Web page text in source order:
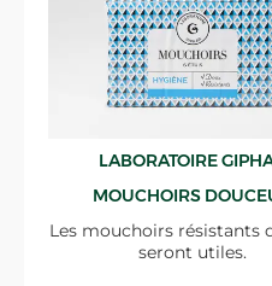
LABORATOIRE
MOUCHOIRS
Les mouchoirs résistants
seront utiles.